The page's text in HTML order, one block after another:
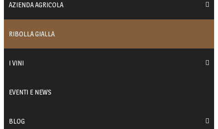
AZIENDA AGRICOLA
RIBOLLA GIALLA
I VINI
EVENTI E NEWS
BLOG